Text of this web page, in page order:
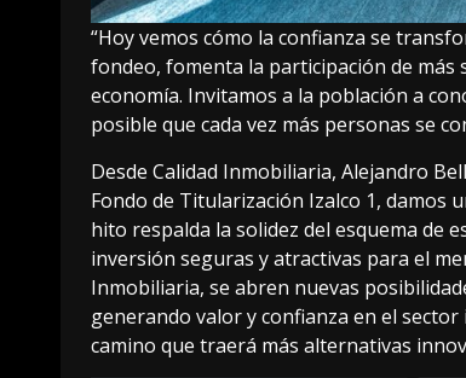
“Hoy vemos cómo la confianza se
fondeo, fomenta la participación de
economía. Invitamos a la población a
posible que cada vez más personas se
Desde Calidad Inmobiliaria, Alejandro
Fondo de Titularización Izalco 1, damos
hito respalda la solidez del esquema de
inversión seguras y atractivas para el
Inmobiliaria, se abren nuevas
generando valor y confianza en el
camino que traerá más alternativas